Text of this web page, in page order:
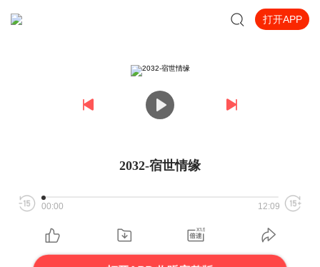
打开APP
2032-宿世情缘
00:00 12:09